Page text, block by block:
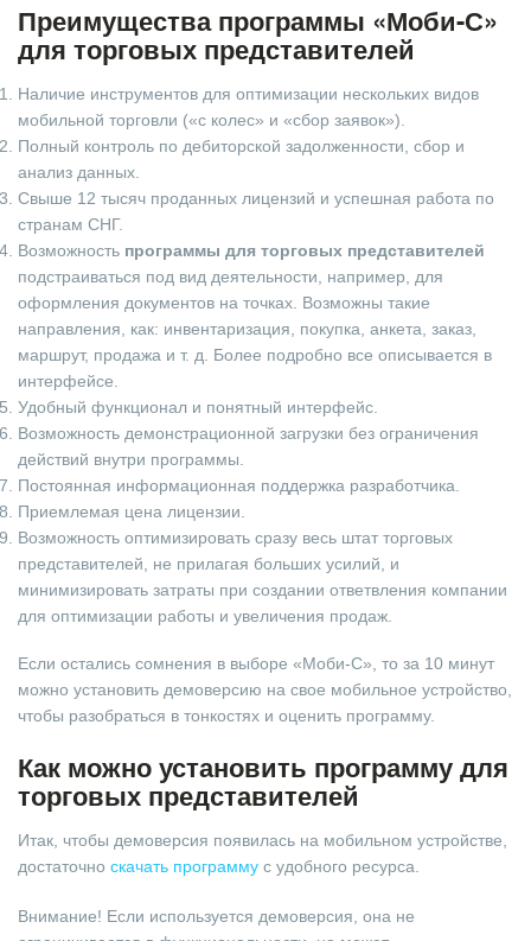
Преимущества программы «Моби-С»
для торговых представителей
Наличие инструментов для оптимизации нескольких видов
мобильной торговли («с колес» и «сбор заявок»).
Полный контроль по дебиторской задолженности, сбор и
анализ данных.
Свыше 12 тысяч проданных лицензий и успешная работа по
странам СНГ.
Возможность программы для торговых представителей
подстраиваться под вид деятельности, например, для
оформления документов на точках. Возможны такие
направления, как: инвентаризация, покупка, анкета, заказ,
маршрут, продажа и т. д. Более подробно все описывается в
интерфейсе.
Удобный функционал и понятный интерфейс.
Возможность демонстрационной загрузки без ограничения
действий внутри программы.
Постоянная информационная поддержка разработчика.
Приемлемая цена лицензии.
Возможность оптимизировать сразу весь штат торговых
представителей, не прилагая больших усилий, и
минимизировать затраты при создании ответвления компании
для оптимизации работы и увеличения продаж.
Если остались сомнения в выборе «Моби-С», то за 10 минут
можно установить демоверсию на свое мобильное устройство,
чтобы разобраться в тонкостях и оценить программу.
Как можно установить программу для
торговых представителей
Итак, чтобы демоверсия появилась на мобильном устройстве,
достаточно скачать программу с удобного ресурса.
Внимание! Если используется демоверсия, она не